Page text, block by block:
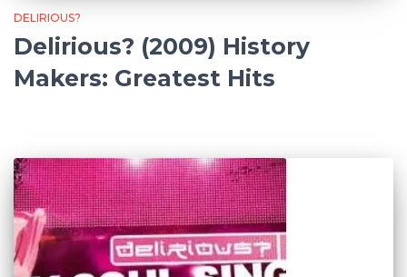
DELIRIOUS?
Delirious? (2009) History
Makers: Greatest Hits